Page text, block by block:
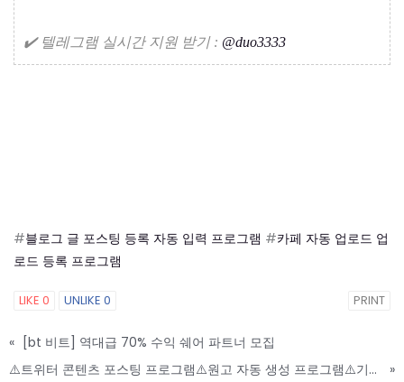
✔️ 텔레그램 실시간 지원 받기 : @duo3333
#블로그 글 포스팅 등록 자동 입력 프로그램 #카페 자동 업로드 업
로드 등록 프로그램
LIKE 0 UNLIKE 0 PRINT
« [bt 비트] 역대급 70% 수익 쉐어 파트너 모집
⚠️트위터 콘텐츠 포스팅 프로그램⚠️원고 자동 생성 프로그램⚠️기능성 강화 탑재
»